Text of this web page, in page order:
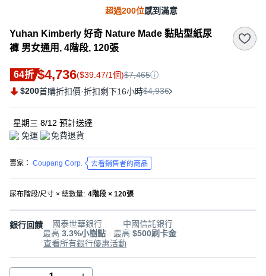
超過200位感到滿意
Yuhan Kimberly 好奇 Nature Made 黏貼型紙尿
褲 男女通用, 4階段, 120張
64折 $4,736($39.47/1個)$7,465
$200首購折扣價·折扣剩下16小時$4,936
星期三 8/12 預計送達
免運
免費退貨
賣家： Coupang Corp. 去看銷售者的商品
尿布階段/尺寸 × 總數量: 4階段 × 120張
銀行回饋
國泰世華銀行
最高 3.3%小樹點
中國信託銀行
最高 $500刷卡金
查看所有銀行優惠活動